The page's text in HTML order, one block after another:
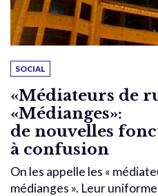
SOCIAL
«Médiateurs de
«Médianges»:
de nouvelles
à confusion
On les appelle les «
médianges ». Leur